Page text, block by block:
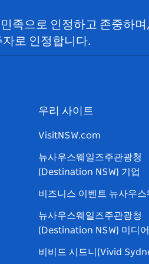
으로 인정하고 존중하며
로 인정합니다.
우리 사이트
VisitNSW.com
뉴사우스웨일즈주관광청
(Destination NSW) 기업
비즈니스 이벤트 뉴사우스
뉴사우스웨일즈주관광청
(Destination NSW) 미디
비비드 시드니(Vivid